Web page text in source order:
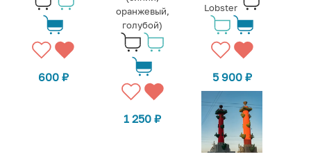
600 ₽
оранжевый,
голубой)
1 250₽
Lobster
5 900 ₽